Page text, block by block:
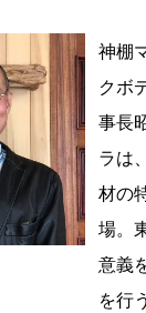
神棚
クボ
事長
ラは
材の
場。
意義
を行